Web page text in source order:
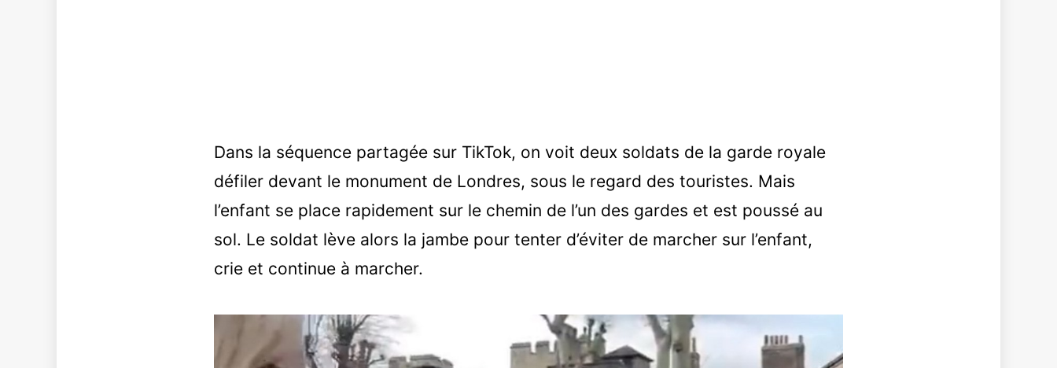
Dans la séquence partagée sur TikTok, on voit deux soldats de la garde royale
défiler devant le monument de Londres, sous le regard des touristes. Mais
l’enfant se place rapidement sur le chemin de l’un des gardes et est poussé au
sol. Le soldat lève alors la jambe pour tenter d’éviter de marcher sur l’enfant,
crie et continue à marcher.